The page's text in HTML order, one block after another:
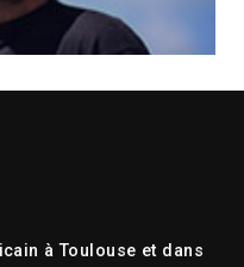
à Toulouse et dans